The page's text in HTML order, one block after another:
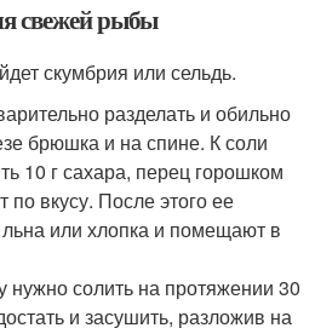
свежей рыбы
скумбрия или сельдь.
разделать и обильно
брюшка и на спине. К соли
10 г сахара, перец горошком
вкусу. После этого ее
или хлопка и помещают в
нужно солить на протяжении 30
и засушить, разложив на